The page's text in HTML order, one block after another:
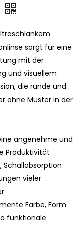
sorgt für eine
mit der
und visuellem
die runde und
ohne Muster in der
angenehme und
Produktivität
Schallabsorption
vieler
Farbe, Form
funktionale